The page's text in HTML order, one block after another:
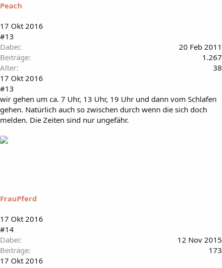
Peach
17 Okt 2016
#13
Dabei
20 Feb 2011
Beiträge
1.267
Alter
38
17 Okt 2016
#13
wir gehen um ca. 7 Uhr, 13 Uhr, 19 Uhr und dann vom Schlafen
gehen. Natürlich auch so zwischen durch wenn die sich doch
melden. Die Zeiten sind nur ungefähr.
FrauPferd
17 Okt 2016
#14
Dabei
12 Nov 2015
Beiträge
173
17 Okt 2016